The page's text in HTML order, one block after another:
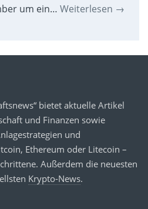
um ein… Weiterlesen →
bietet aktuelle Artikel
und Finanzen sowie
und
Ethereum oder Litecoin –
Außerdem die neuesten
Krypto-News.